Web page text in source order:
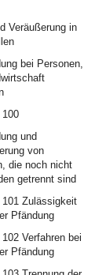
Veräußerung in
bei Personen,
100
und
von
die noch nicht
getrennt sind
101 Zulässigkeit
Pfändung
102 Verfahren bei
Pfändung